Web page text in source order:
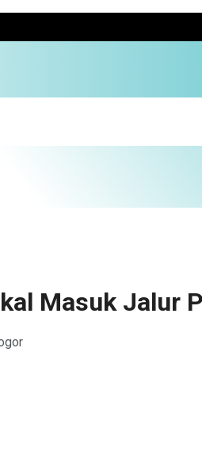
Masuk Jalur